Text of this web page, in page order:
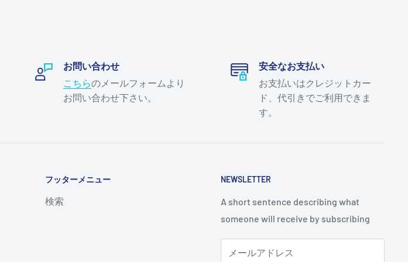
お問い合わせ
こちらのメールフォームより
お問い合わせ下さい。
安全なお支払い
お支払いはクレジットカー
ド、代引きでご利用できま
す。
フッターメニュー
検索
NEWSLETTER
A short sentence describing what
someone will receive by subscribing
メールアドレス